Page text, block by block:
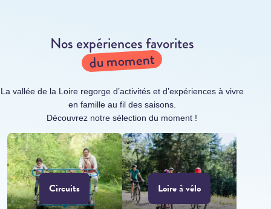
Nos expériences favorites
du moment
La vallée de la Loire regorge d’activités et d’expériences à vivre
en famille au fil des saisons.
Découvrez notre sélection du moment !
Circuits Loire à vélo